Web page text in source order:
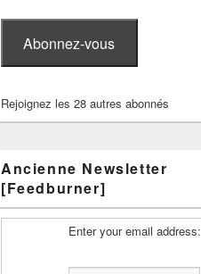
Abonnez-vous
Rejoignez les 28 autres abonnés
Ancienne Newsletter
[Feedburner]
Enter your email address: